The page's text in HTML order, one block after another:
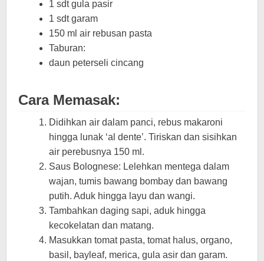
1 sdt gula pasir
1 sdt garam
150 ml air rebusan pasta
Taburan:
daun peterseli cincang
Cara Memasak:
Didihkan air dalam panci, rebus makaroni
hingga lunak ‘al dente’. Tiriskan dan sisihkan
air perebusnya 150 ml.
Saus Bolognese: Lelehkan mentega dalam
wajan, tumis bawang bombay dan bawang
putih. Aduk hingga layu dan wangi.
Tambahkan daging sapi, aduk hingga
kecokelatan dan matang.
Masukkan tomat pasta, tomat halus, organo,
basil, bayleaf, merica, gula asir dan garam.